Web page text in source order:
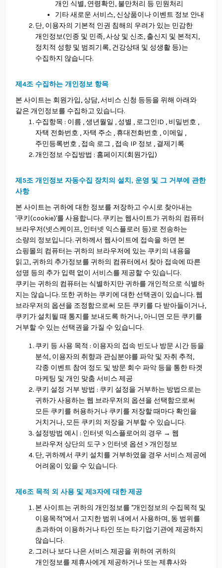
개인 식별, 연령확인, 불만처리 등 민원처리
기타 새로운 서비스, 신상품이나 이벤트 정보 안내
단, 이용자의 기본적 인권 침해의 우려가 있는 민감한
개인정보(인종 및 민족, 사상 및 신조, 출신지 및 본적지,
정치적 성향 및 범죄기록, 건강상태 및 성생활 등)는
수집하지 않습니다.
제4조 수집하는 개인정보 항목
본 사이트는 회원가입, 상담, 서비스 신청 등등을 위해 아래와
같은 개인정보를 수집하고 있습니다.
수집항목 : 이름 , 생년월일 , 성별 , 로그인ID , 비밀번호 ,
자택 전화번호 , 자택 주소 , 휴대전화번호 , 이메일 ,
주민등록번호 , 접속 로그 , 접속 IP 정보 , 결제기록
개인정보 수집방법 : 홈페이지(회원가입)
제5조 개인정보 자동수집 장치의 설치, 운영 및 그 거부에 관한
사항
본 사이트는 귀하에 대한 정보를 저장하고 수시로 찾아내는
'쿠키(cookie)'를 사용합니다. 쿠키는 웹사이트가 귀하의 컴퓨터
브라우저(넷스케이프, 인터넷 익스플로러 등)로 전송하는
소량의 정보입니다. 귀하께서 웹사이트에 접속을 하면 본
쇼핑몰의 컴퓨터는 귀하의 브라우저에 있는 쿠키의 내용을
읽고, 귀하의 추가정보를 귀하의 컴퓨터에서 찾아 접속에 따른
성명 등의 추가 입력 없이 서비스를 제공할 수 있습니다.
쿠키는 귀하의 컴퓨터는 식별하지만 귀하를 개인적으로 식별하
지는 않습니다. 또한 귀하는 쿠키에 대한 선택권이 있습니다. 웹
브라우저의 옵션을 조정함으로써 모든 쿠키를 다 받아들이거나,
쿠키가 설치될 때 통지를 보내도록 하거나, 아니면 모든 쿠키를
거부할 수 있는 선택권을 가질 수 있습니다.
쿠키 등 사용 목적 : 이용자의 접속 빈도나 방문 시간 등을
분석, 이용자의 취향과 관심분야를 파악 및 자취 추적,
각종 이벤트 참여 정도 및 방문 회수 파악 등을 통한 타겟
마케팅 및 개인 맞춤 서비스 제공
쿠키 설정 거부 방법 : 쿠키 설정을 거부하는 방법으로는
귀하가 사용하는 웹 브라우저의 옵션을 선택함으로써
모든 쿠키를 허용하거나 쿠키를 저장할 때마다 확인을
거치거나, 모든 쿠키의 저장을 거부할 수 있습니다.
설정방법 예시 : 인터넷 익스플로어의 경우 → 웹
브라우저 상단의 도구 > 인터넷 옵션 > 개인정보
단, 귀하께서 쿠키 설치를 거부하였을 경우 서비스 제공에
어려움이 있을 수 있습니다.
제6조 목적 외 사용 및 제3자에 대한 제공
본 사이트는 귀하의 개인정보를 "개인정보의 수집목적 및
이용목적"에서 고지한 범위 내에서 사용하며, 동 범위를
초과하여 이용하거나 타인 또는 타기업·기관에 제공하지
않습니다.
그러나 보다 나은 서비스 제공을 위하여 귀하의
개인정보를 제휴사에게 제공하거나 또는 제휴사와